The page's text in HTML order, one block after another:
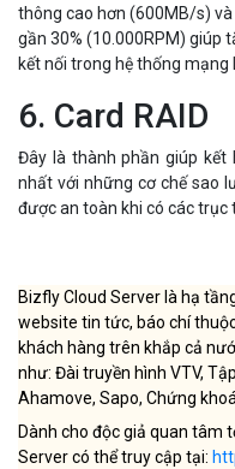
thông cao hơn (600MB/s)
gần 30% (10.000RPM) giúp
kết nối trong hệ thống mạng
6. Card RAID
Đây là thành phần giúp
nhất với những cơ chế sao
được an toàn khi có các trục
Bizfly Cloud Server là hạ
website tin tức, báo chí
khách hàng trên khắp cả
như: Đài truyền hình VTV,
Ahamove, Sapo, Chứng
Dành cho độc giả quan tâm
Server có thể truy cập tại: